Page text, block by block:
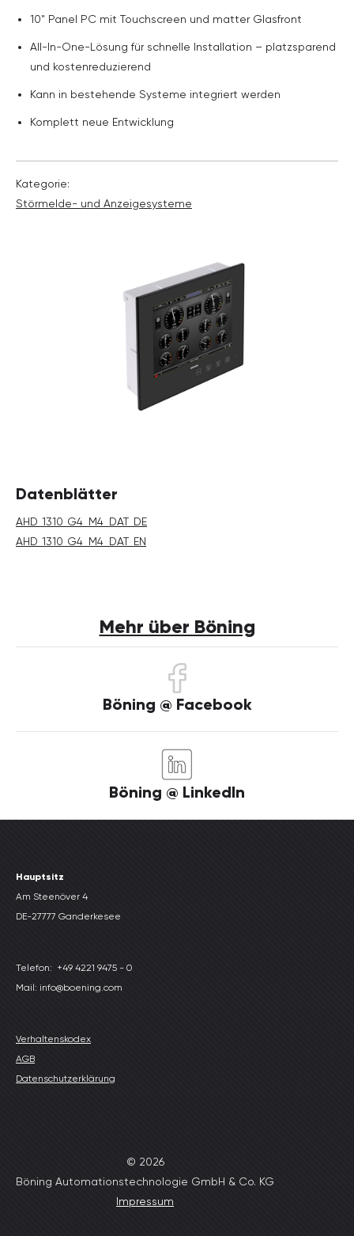
10" Panel PC mit Touchscreen und matter Glasfront
All-In-One-Lösung für schnelle Installation – platzsparend
und kostenreduzierend
Kann in bestehende Systeme integriert werden
Komplett neue Entwicklung
Kategorie:
Störmelde- und Anzeige­systeme
Datenblätter
AHD_1310_G4_M4_DAT_DE
AHD_1310_G4_M4_DAT_EN
Mehr über Böning
Böning @ Facebook
Böning @ LinkedIn
© 2026
Böning Automationstechnologie GmbH & Co. KG
Impressum
Hauptsitz
Am Steenöver 4
DE-27777 Ganderkesee
Telefon: +49 4221 9475 - 0
Mail: info@boening.com
Verhaltenskodex
AGB
Datenschutzerklärung